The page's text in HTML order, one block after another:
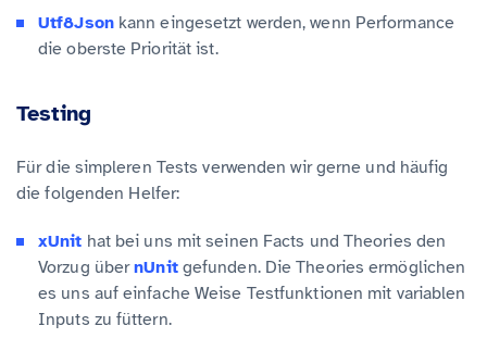
Utf8Jsonkann eingesetzt werden, wenn Performance
die oberste Priorität ist.
Testing
Für die simpleren Tests verwenden wir gerne und häufig
die folgenden Helfer:
xUnit hat bei uns mit seinen Facts und Theories den
Vorzug übernUnitgefunden. Die Theories ermöglichen
es uns auf einfache Weise Testfunktionen mit variablen
Inputs zu füttern.